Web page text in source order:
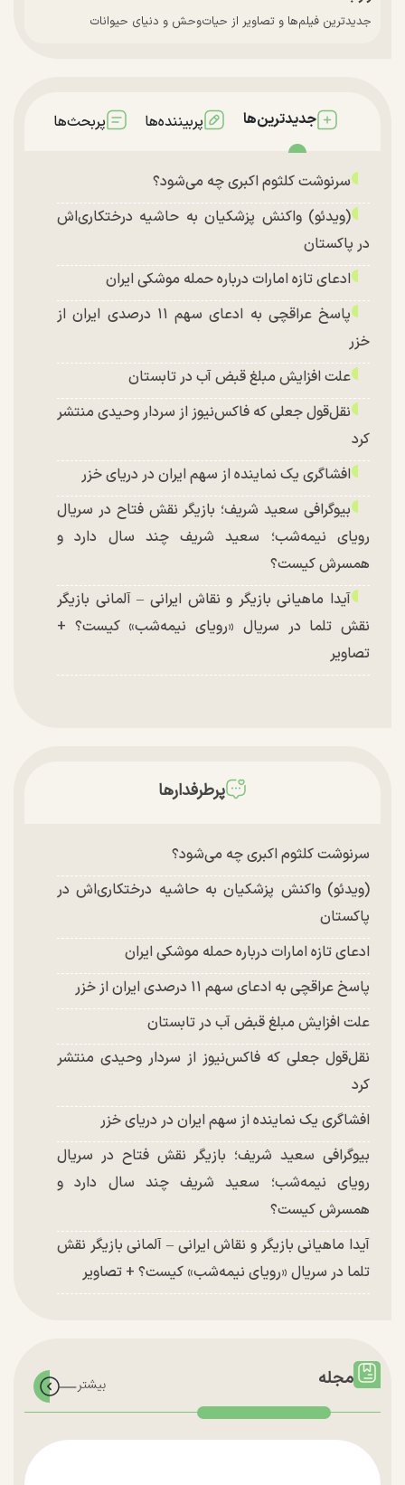
جدیدترین فیلم‌ها و تصاویر از حیات‌وحش و دنیای حیوانات
جدیدترین‌ها پربیننده‌ها پربحث‌ها
سرنوشت کلثوم اکبری چه می‌شود؟
(ویدئو) واکنش پزشکیان به حاشیه درختکاری‌اش
در پاکستان
ادعای تازه امارات درباره حمله موشکی ایران
پاسخ عراقچی به ادعای سهم ۱۱ درصدی ایران از
خزر
علت افزایش مبلغ قبض آب در تابستان
نقل‌قول جعلی که فاکس‌نیوز از سردار وحیدی منتشر
کرد
افشاگری یک نماینده از سهم ایران در دریای خزر
بیوگرافی سعید شریف؛ بازیگر نقش فتاح در سریال
رویای نیمه‌شب؛ سعید شریف چند سال دارد و
همسرش کیست؟
آیدا ماهیانی بازیگر و نقاش ایرانی – آلمانی بازیگر
نقش تلما در سریال «رویای نیمه‌شب» کیست؟ +
تصاویر
پرطرفدارها
سرنوشت کلثوم اکبری چه می‌شود؟
(ویدئو) واکنش پزشکیان به حاشیه درختکاری‌اش در
پاکستان
ادعای تازه امارات درباره حمله موشکی ایران
پاسخ عراقچی به ادعای سهم ۱۱ درصدی ایران از خزر
علت افزایش مبلغ قبض آب در تابستان
نقل‌قول جعلی که فاکس‌نیوز از سردار وحیدی منتشر
کرد
افشاگری یک نماینده از سهم ایران در دریای خزر
بیوگرافی سعید شریف؛ بازیگر نقش فتاح در سریال
رویای نیمه‌شب؛ سعید شریف چند سال دارد و
همسرش کیست؟
آیدا ماهیانی بازیگر و نقاش ایرانی – آلمانی بازیگر نقش
تلما در سریال «رویای نیمه‌شب» کیست؟ + تصاویر
مجله